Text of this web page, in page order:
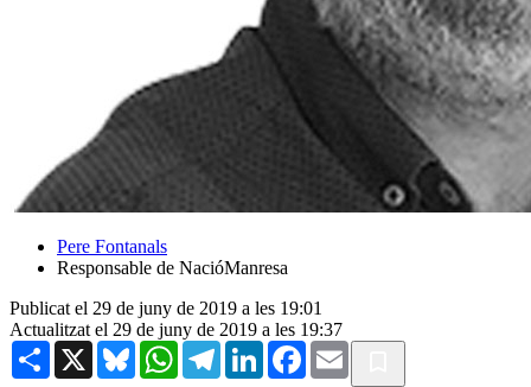
Pere Fontanals
Responsable de NacióManresa
Publicat el 29 de juny de 2019 a les 19:01
Actualitzat el 29 de juny de 2019 a les 19:37
Share X BlueskyWhatsAppTelegramLinkedInFacebook
Email